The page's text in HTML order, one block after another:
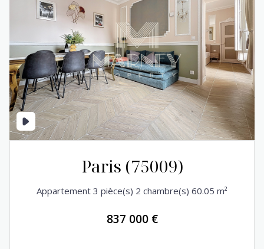
Paris (75009)
Appartement 3 pièce(s) 2 chambre(s) 60.05 m²
837 000 €